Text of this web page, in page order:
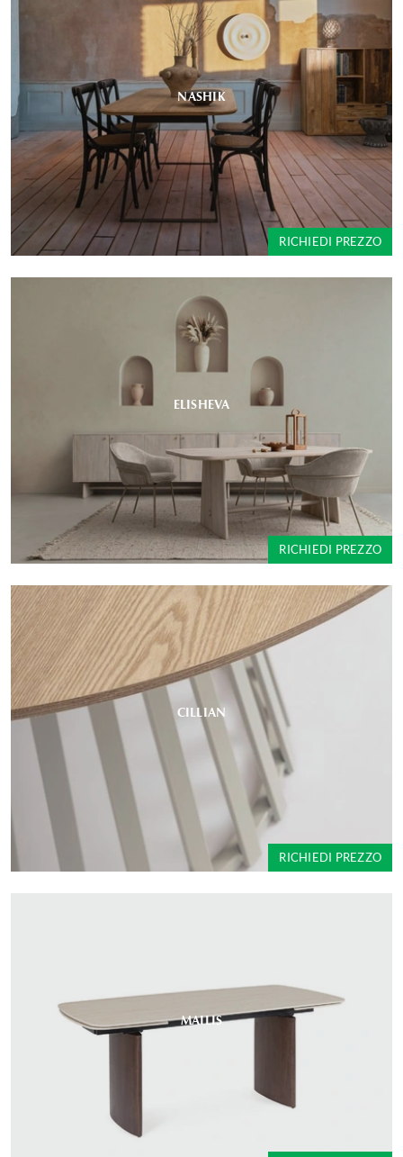
NASHIK
RICHIEDI PREZZO
ELISHEVA
RICHIEDI PREZZO
CILLIAN
RICHIEDI PREZZO
MAILIS